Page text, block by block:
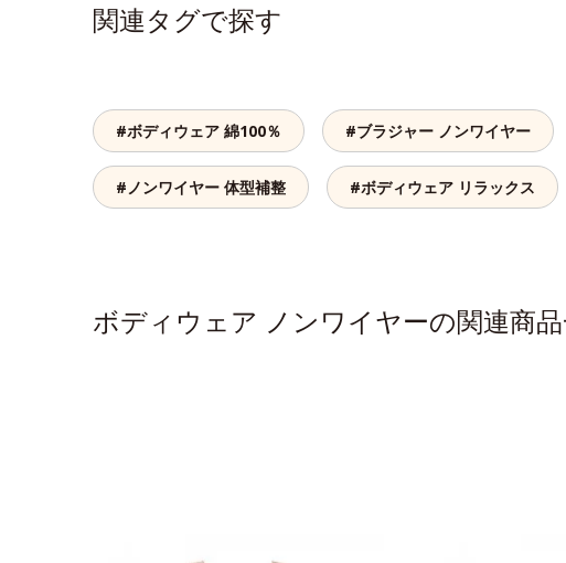
関連タグで探す
#ボディウェア 綿100％ #ブラジャー ノンワイヤー
#ノンワイヤー 体型補整 #ボディウェア リラックス
ボディウェア ノンワイヤーの関連商